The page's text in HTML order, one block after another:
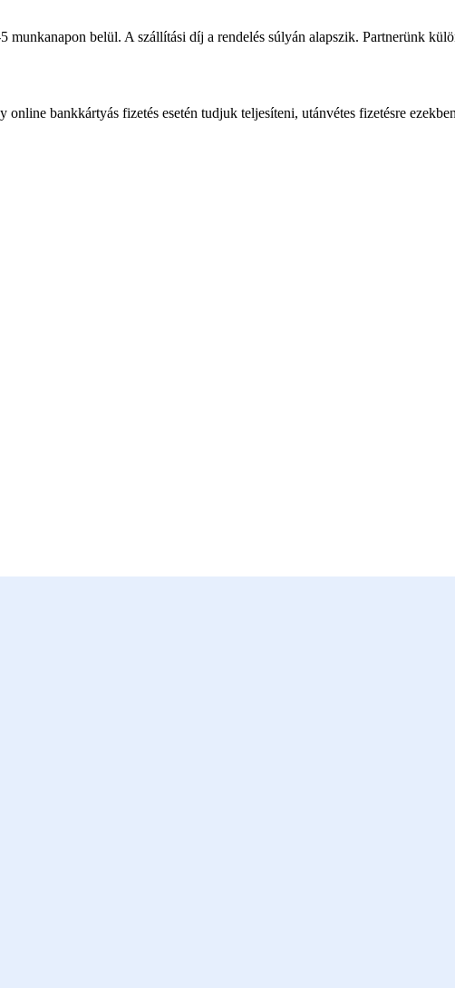
belül. A szállítási díj a rendelés súlyán alapszik. Partnerünk
bankkártyás fizetés esetén tudjuk teljesíteni, utánvétes fizetésre